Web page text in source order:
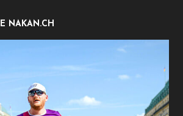
NAKAN.CH